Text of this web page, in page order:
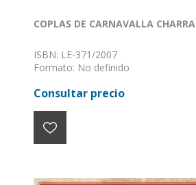
COPLAS DE CARNAVALLA CHARRA
ISBN: LE-371/2007
Formato: No definido
Consultar precio